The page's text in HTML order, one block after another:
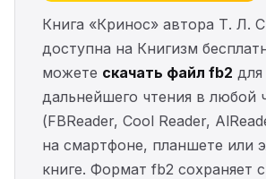
Книга «Кринос» автора Т. Л.
доступна на Книгизм
можете скачать файл fb2 для
дальнейшего чтения в любой
(FBReader, Cool Reader,
на смартфоне, планшете или
книге. Формат fb2 сохраняет